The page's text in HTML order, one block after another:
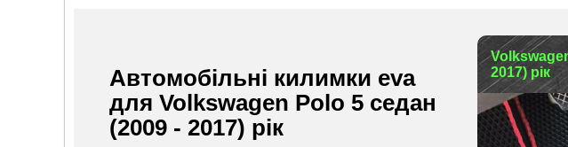
Автомобільні килимки eva
для Volkswagen Polo 5 седан
(2009 - 2017) рік